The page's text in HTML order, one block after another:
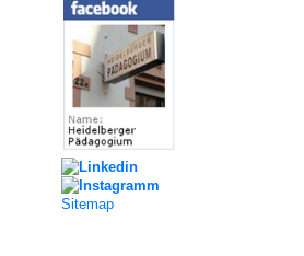
Sitemap